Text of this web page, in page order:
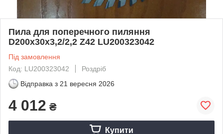
Пила для поперечного пиляння
D200x30x3,2/2,2 Z42 LU200323042
Під замовлення
Код: LU200323042
Роздріб
Відправка з 21 вересня 2026
4 012 ₴
Купити